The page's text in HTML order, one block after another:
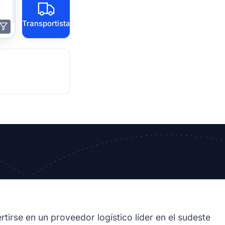
Transportista
en un proveedor logístico líder en el sudeste